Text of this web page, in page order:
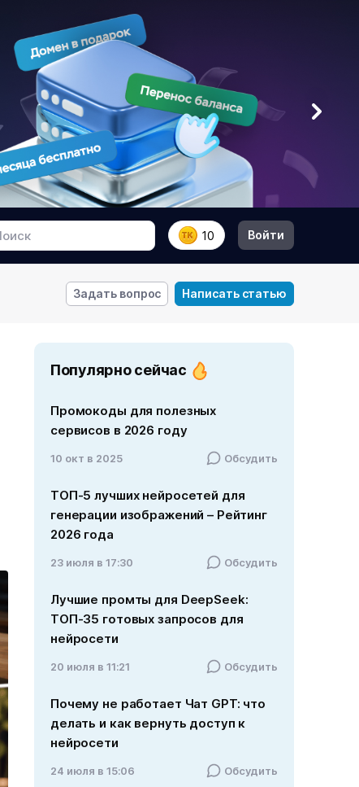
10 Войти
Задать вопрос Написать статью
Популярно сейчас
Промокоды для полезных
сервисов в 2026 году
10 окт в 2025 Обсудить
ТОП-5 лучших нейросетей для
генерации изображений – Рейтинг
2026 года
23 июля в 17:30 Обсудить
Лучшие промты для DeepSeek:
ТОП-35 готовых запросов для
нейросети
20 июля в 11:21 Обсудить
Почему не работает Чат GPT: что
делать и как вернуть доступ к
нейросети
24 июля в 15:06 Обсудить